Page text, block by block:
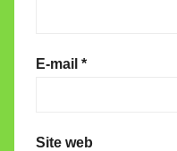
E-mail *
Site web